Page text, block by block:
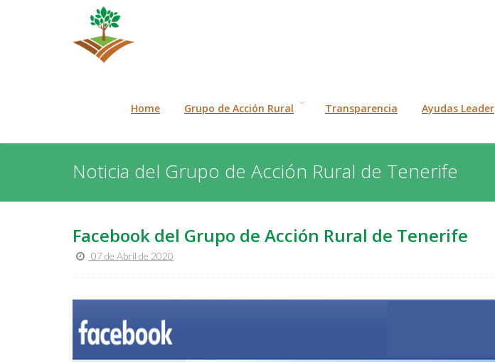
Home Grupo de Acción Rural Transparencia Ayudas Leader
Noticia del Grupo de Acción Rural de Tenerife
Facebook del Grupo de Acción Rural de Tenerife
07 de Abril de 2020